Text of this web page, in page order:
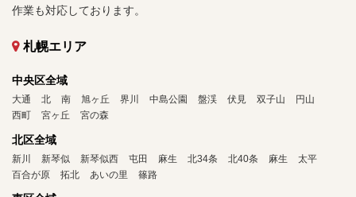
作業も対応しております。
札幌エリア
中央区全域
大通 北 南 旭ヶ丘 界川 中島公園 盤渓 伏見 双子山
円山
西町
宮ヶ丘 宮の森
北区全域
新川 新琴似 新琴似西 屯田 麻生 北34条 北40条 麻生
太平
百合が原
拓北 あいの里 篠路